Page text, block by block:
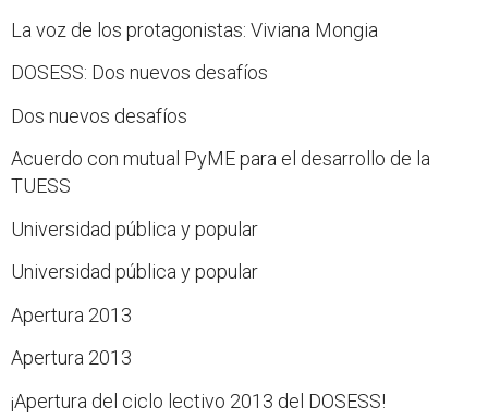
La voz de los protagonistas: Viviana Mongia
DOSESS: Dos nuevos desafíos
Dos nuevos desafíos
Acuerdo con mutual PyME para el desarrollo de la
TUESS
Universidad pública y popular
Universidad pública y popular
Apertura 2013
Apertura 2013
¡Apertura del ciclo lectivo 2013 del DOSESS!